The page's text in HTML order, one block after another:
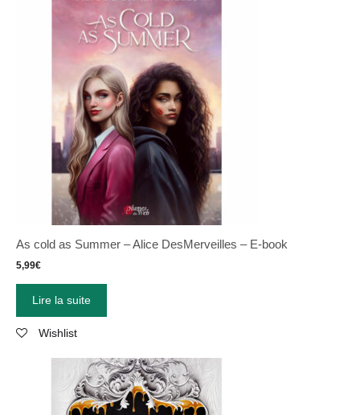
As cold as Summer – Alice DesMerveilles – E-book
5,99€
Lire la suite
Wishlist